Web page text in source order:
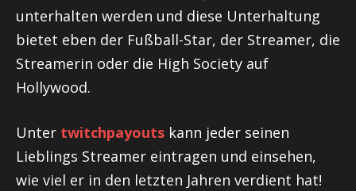
unterhalten werden und diese Unterhaltung
bietet eben der Fußball-Star, der Streamer, die
Streamerin oder die High Society auf
Hollywood.
Unter twitchpayouts kann jeder seinen
Lieblings Streamer eintragen und einsehen,
wie viel er in den letzten Jahren verdient hat!